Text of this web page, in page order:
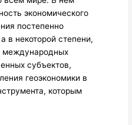
экономического
постепенно
в некоторой степени,
международных
субъектов,
геоэкономики в
которым